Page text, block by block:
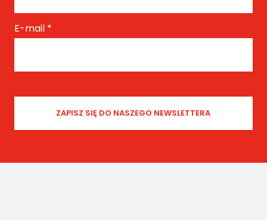
E-mail *